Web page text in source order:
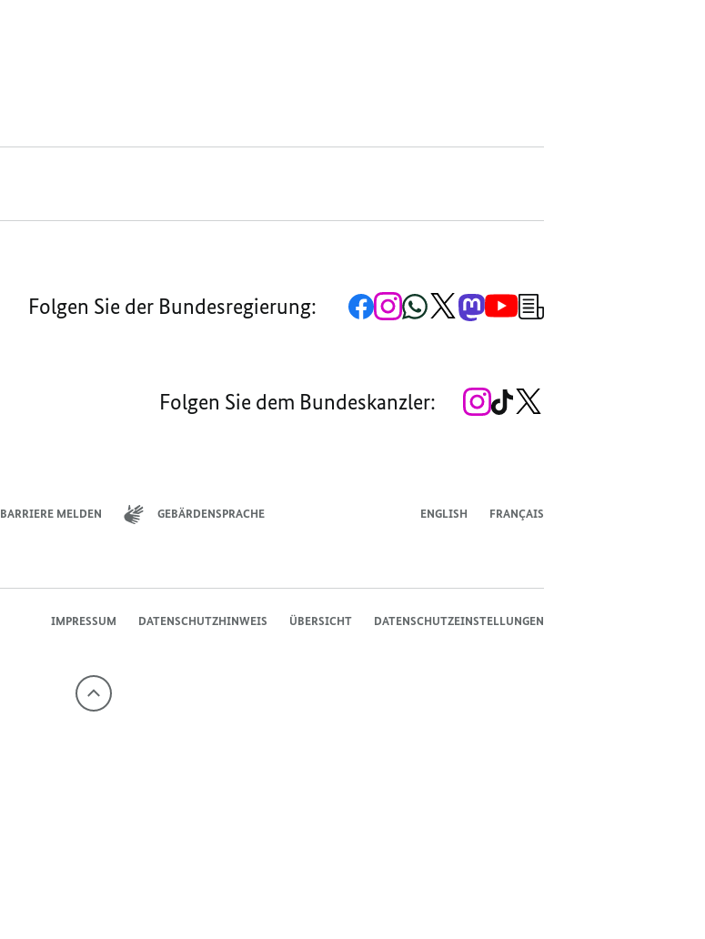
Folgen Sie der Bundesregierung:
Zur
Facebook-
Zum
Instagram-
Zum
WhatsApp-
Zum
X-
Zum
Mastodon-
Zum
YouTube-Anmeldung
Folgen Sie dem Bundeskanzler:
Zum
Instagram-
Zum
TikTok-
BARRIERE MELDEN GEBÄRDENSPRACHE ENGLISH FRANÇAIS
IMPRESSUM DATENSCHUTZHINWEIS ÜBERSICHT DATENSCHUTZEINSTELLUNGEN
Nach
oben